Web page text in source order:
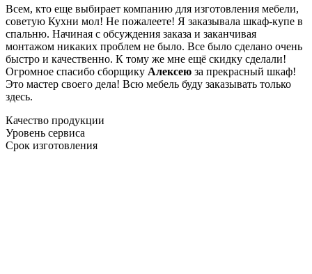
Всем, кто еще выбирает компанию для изготовления мебели,
советую Кухни мол! Не пожалеете! Я заказывала шкаф-купе в
спальню. Начиная с обсуждения заказа и заканчивая
монтажом никаких проблем не было. Все было сделано очень
быстро и качественно. К тому же мне ещё скидку сделали!
Огромное спасибо сборщику Алексею за прекрасный шкаф!
Это мастер своего дела! Всю мебель буду заказывать только
здесь.
Качество продукции
Уровень сервиса
Срок изготовления